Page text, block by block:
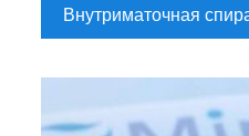
Внутриматочная